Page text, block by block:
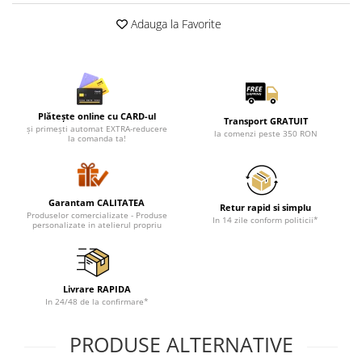
Lenjerii de pat pentru copii
Pijamale de CRACIUN
Pijamale de dama
Pijamale de barbati
Halate si capoate
WINTER Collection
Halate si pijamale Family
Incaltaminte
Pijamale de copii
Pijamale BIG SIZE femei
Tricouri de craciun
Adauga la Favorite
Plătește online cu CARD-ul
și primești automat EXTRA-reducere
la comanda ta!
Transport GRATUIT
la comenzi peste 350 RON
Garantam CALITATEA
Produselor comercializate - Produse
personalizate in atelierul propriu
Retur rapid si simplu
In 14 zile conform politicii*
Livrare RAPIDA
In 24/48 de la confirmare*
PRODUSE ALTERNATIVE